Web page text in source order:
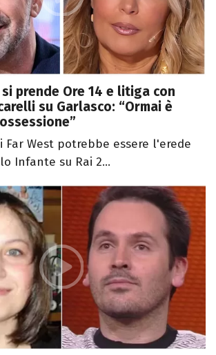
prende Ore 14 e litiga con
su Garlasco: “Ormai è
Far West potrebbe essere l'erede
Infante su Rai 2...